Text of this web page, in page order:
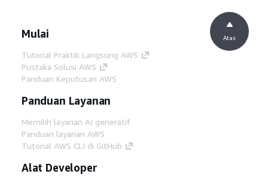
Mulai
Tutorial Praktik Langsung AWS
Pustaka Solusi AWS
Panduan Keputusan AWS
Panduan Layanan
Memilih layanan AI generatif
Panduan layanan AWS
Tutorial AWS CLI di GitHub
Alat Developer
Atas